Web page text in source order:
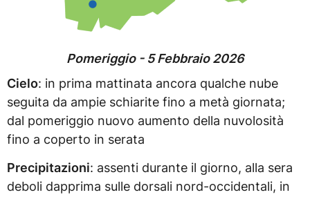
Pomeriggio - 5 Febbraio 2026
Cielo: in prima mattinata ancora qualche nube
seguita da ampie schiarite fino a metà giornata;
dal pomeriggio nuovo aumento della nuvolosità
fino a coperto in serata
Precipitazioni: assenti durante il giorno, alla sera
deboli dapprima sulle dorsali nord-occidentali, in